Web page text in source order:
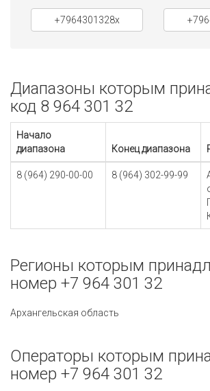
+7964301328x
Диапазоны которым
код 8 964 301 32
Начало
диапазона
Конец диапазона
8 (964) 290-00-00 8 (964) 302-99-99
Регионы которым
номер +7 964 301 32
Архангельская область
Операторы которым
номер +7 964 301 32